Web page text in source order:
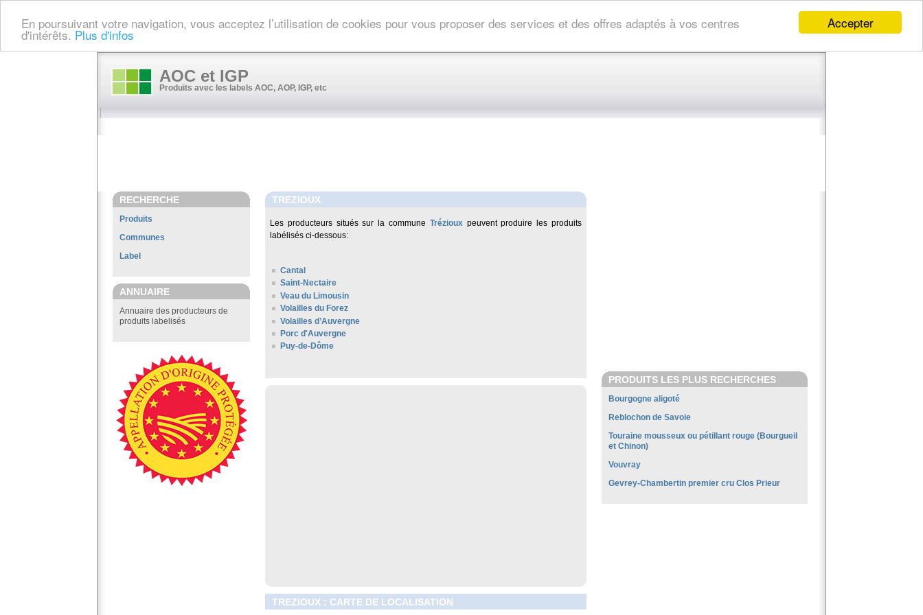
Accepter
En poursuivant votre navigation, vous acceptez l’utilisation de cookies pour vous proposer des services et des offres adaptés à vos centres
d'intérêts. Plus d'infos
AOC et IGP
Produits avec les labels AOC, AOP, IGP, etc
RECHERCHE
Produits
Communes
Label
ANNUAIRE
Annuaire des producteurs de
produits labelisés
TREZIOUX
Les producteurs situés sur la commune Tréziouxpeuvent produire les produits
labélisés ci-dessous:
Cantal
Saint-Nectaire
Veau du Limousin
Volailles du Forez
Volailles d’Auvergne
Porc d'Auvergne
Puy-de-Dôme
TREZIOUX : CARTE DE LOCALISATION
PRODUITS LES PLUS RECHERCHES
Bourgogne aligoté
Reblochon de Savoie
Touraine mousseux ou pétillant rouge (Bourgueil
et Chinon)
Vouvray
Gevrey-Chambertin premier cru Clos Prieur